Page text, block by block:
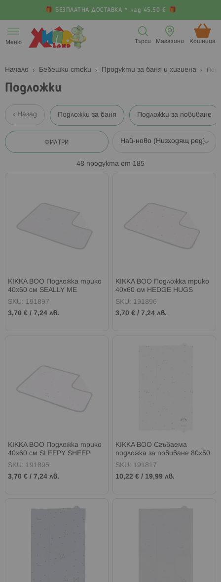
БЕЗПЛАТНА ДОСТАВКА * над 45.50 €
към
съдържанието
Меню Кошница (
Магазини
Търси
Начало Бебешки стоки Продукти за баня и хигиена
Подложки
Назад Подложки за баня Подложки за повиване
ФИЛТРИ
48 продукта от 185
KIKKA BOO Подложка трико
40х60 см SEALLY ME
SKU: 191897
3,70 € / 7,24 лв.
KIKKA BOO Подложка трико
40х60 см HEDGE HUGS
SKU: 191896
3,70 € / 7,24 лв.
KIKKA BOO Подложка трико
40х60 см SLEEPY SHEEP
SKU: 191895
3,70 € / 7,24 лв.
KIKKA BOO Сгъваема
подложка за повиване 80х50
см SLEEPY SHEEP
SKU: 191817
10,22 € / 19,99 лв.